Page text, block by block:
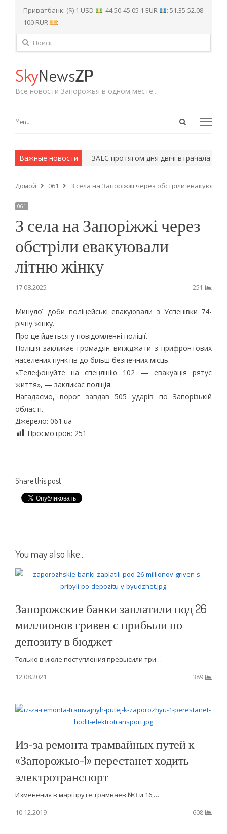
Приватбанк: ($) 1 USD : 44.50-45.05 1 EUR
: 51.35-52.08
100 RUR
: -
Найти:
SkyNewsZP
Все новости Запорожья в одном месте...
Open
Menu
Menu
Важные новости
и армейские методы. ЗАЕС протягом дня двічі втрачала
Домой 061 З села на Запоріжжі через обстріли
061
З села на Запоріжжі через
обстріли евакуювали
літню жінку
17.08.2025 251
Минулої доби поліцейські евакуювали з Успенівки 74-
річну жінку.
Про це йдеться у повідомленні поліції.
Поліція закликає громадян виїжджати з прифронтових
населених пунктів до більш безпечних місць.
«Телефонуйте на спецлінію 102 — евакуація рятує
життя», — закликає поліція.
Нагадаємо, ворог завдав 505 ударів по Запорізькій
області.
Джерело: 061.ua
Просмотров: 251
Share this post
You may also like...
Запорожские банки заплатили под 26
миллионов гривен с прибыли по
депозиту в бюджет
Только в июле поступления превысили три…
12.08.2021
389
Из-за ремонта трамвайных путей к
«Запорожью-1» перестанет ходить
электротранспорт
Изменения в маршруте трамваев №3 и 16,…
10.12.2019
608